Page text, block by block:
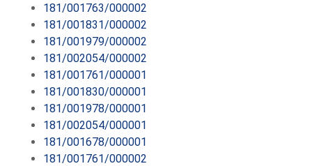
181/001763/000002
181/001831/000002
181/001979/000002
181/002054/000002
181/001761/000001
181/001830/000001
181/001978/000001
181/002054/000001
181/001678/000001
181/001761/000002